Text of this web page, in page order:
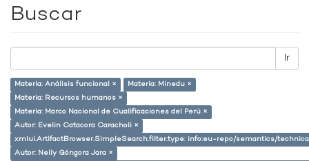
Buscar
Ir
Materia: Análisis funcional ×
Materia: Minedu ×
Materia: Recursos humanos ×
Materia: Marco Nacional de Cualificaciones del Perú ×
Autor: Evelin Catacora Caracholi ×
xmlui.ArtifactBrowser.SimpleSearch.filter.type: info:eu-repo/semantics/
Autor: Nelly Góngora Jara ×